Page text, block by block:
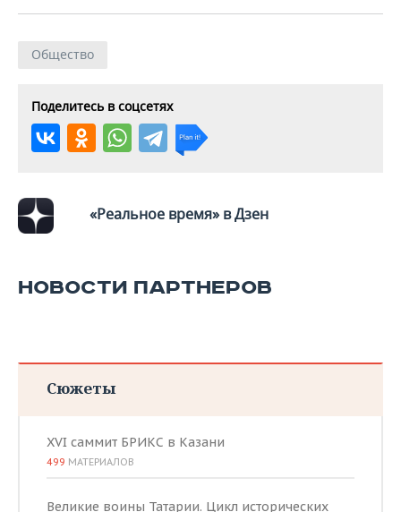
КИБЕРСПОРТ
ФИГУРНОЕ КАТАНИЕ
ВОДНЫЕ ВИДЫ СПОРТА
ХОККЕЙ С МЯЧОМ
КУЛЬТУРА
МЕДИЦИНА
ОБРАЗОВАНИЕ
ПРОИСШЕСТВИЯ
СПИСОК КОМПАНИЙ
Общество
Поделитесь в соцсетях
«Реальное время» в Дзен
НОВОСТИ ПАРТНЕРОВ
Сюжеты
XVI саммит БРИКС в Казани
499 МАТЕРИАЛОВ
Великие воины Татарии. Цикл исторических